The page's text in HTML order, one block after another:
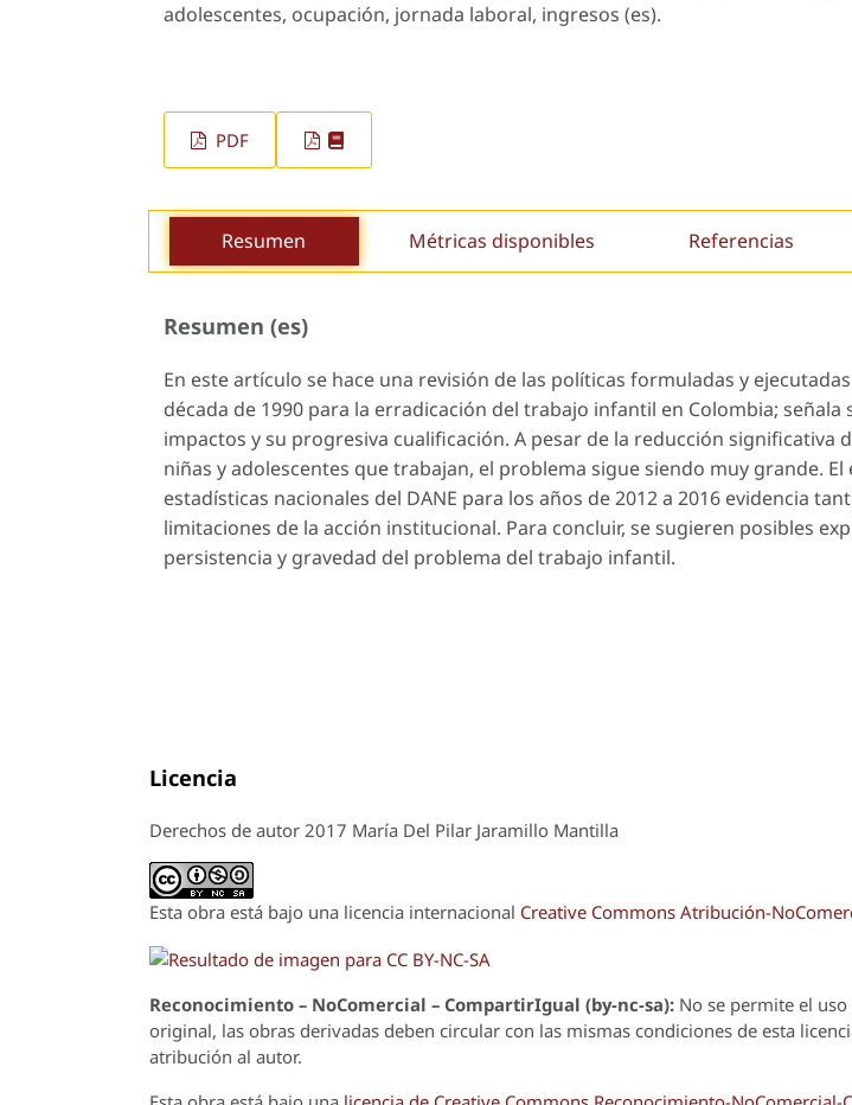
adolescentes, ocupación, jornada laboral, ingresos (es).
PDF
Resumen Métricas disponibles Referencias
Resumen (es)
En este artículo se hace una revisión de las políticas formuladas y
década de 1990 para la erradicación del trabajo infantil en Colombia; señala
impactos y su progresiva cualificación. A pesar de la reducción significativa
niñas y adolescentes que trabajan, el problema sigue siendo muy grande. El
estadísticas nacionales del DANE para los años de 2012 a 2016 evidencia
limitaciones de la acción institucional. Para concluir, se sugieren posibles
persistencia y gravedad del problema del trabajo infantil.
Licencia
Derechos de autor 2017 María Del Pilar Jaramillo Mantilla
Esta obra está bajo una licencia internacional Creative Commons Atribución-
Reconocimiento – NoComercial – CompartirIgual (by-nc-sa): No se permite el
original, las obras derivadas deben circular con las mismas condiciones de esta
atribución al autor.